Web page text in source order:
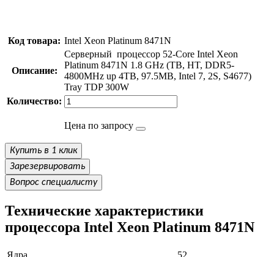
Код товара: Intel Xeon Platinum 8471N
Описание:
Серверный процессор 52-Core Intel Xeon
Platinum 8471N 1.8 GHz (TB, HT, DDR5-
4800MHz up 4TB, 97.5МB, Intel 7, 2S, S4677)
Tray TDP 300W
Количество:
Цена по запросу
Купить в 1 клик
Зарезервировать
Вопрос специалисту
Технические характеристики
процессора Intel Xeon Platinum 8471N
Ядра
52